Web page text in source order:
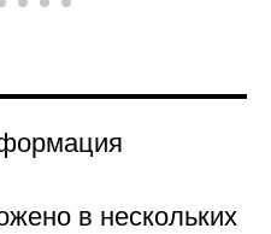
в нескольких